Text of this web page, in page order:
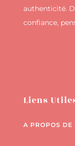
authenticité.
confiance,
Liens
A PROPOS DE